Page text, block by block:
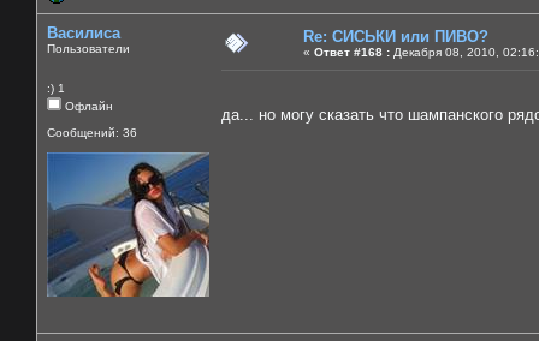
Василиса
Пользователи
:) 1
Офлайн
Сообщений: 36
Re: СИСЬКИ или ПИВО?
« Ответ #168 : Декабря 08, 2010,
да... но могу сказать что шампанского